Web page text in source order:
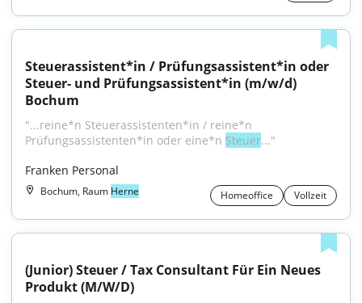
Steuerassistent*in / Prüfungsassistent*in oder
Steuer- und Prüfungsassistent*in (m/w/d)
Bochum
"...reine*n Steuerassistenten*in / reine*n
Prüfungsassistenten*in oder eine*n Steuer..."
Franken Personal
Bochum, Raum Herne Homeoffice Vollzeit
(Junior) Steuer / Tax Consultant Für Ein Neues
Produkt (M/W/D)